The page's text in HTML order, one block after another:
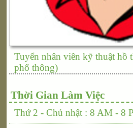
Tuyển nhân viên kỹ thuật hồ
phổ thông)
Thời Gian Làm Việc
Thứ 2 - Chủ nhật : 8 AM - 8